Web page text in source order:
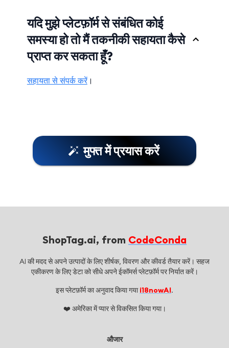
यदि मुझे प्लेटफ़ॉर्म से संबंधित कोई
समस्या हो तो मैं तकनीकी सहायता कैसे
प्राप्त कर सकता हूँ?
सहायता से संपर्क करें।
मुफ्त में प्रयास करें
ShopTag.ai, from CodeConda
AI की मदद से अपने उत्पादों के लिए शीर्षक, विवरण और कीवर्ड तैयार करें। सहज
एकीकरण के लिए डेटा को सीधे अपने ईकॉमर्स प्लेटफ़ॉर्म पर निर्यात करें।
इस प्लेटफ़ॉर्म का अनुवाद किया गया i18nowAI.
❤️ अमेरिका में प्यार से विकसित किया गया।
औजार